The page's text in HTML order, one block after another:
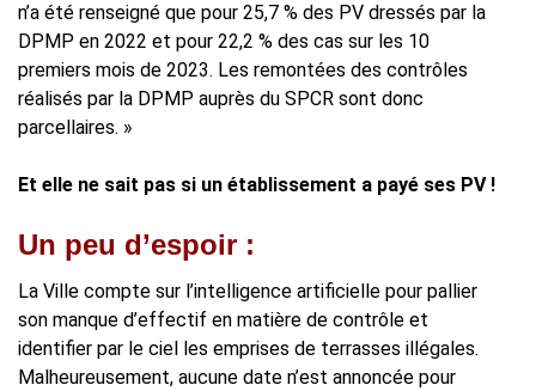
n’a été renseigné que pour 25,7 % des PV dressés par la
DPMP en 2022 et pour 22,2 % des cas sur les 10
premiers mois de 2023. Les remontées des contrôles
réalisés par la DPMP auprès du SPCR sont donc
parcellaires. »
Et elle ne sait pas si un établissement a payé ses PV !
Un peu d’espoir :
La Ville compte sur l’intelligence artificielle pour pallier
son manque d’effectif en matière de contrôle et
identifier par le ciel les emprises de terrasses illégales.
Malheureusement, aucune date n’est annoncée pour